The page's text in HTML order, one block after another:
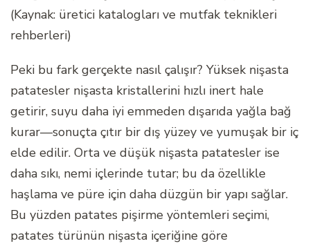
(Kaynak: üretici katalogları ve mutfak teknikleri
rehberleri)
Peki bu fark gerçekte nasıl çalışır? Yüksek nişasta
patatesler nişasta kristallerini hızlı inert hale
getirir, suyu daha iyi emmeden dışarıda yağla bağ
kurar—sonuçta çıtır bir dış yüzey ve yumuşak bir iç
elde edilir. Orta ve düşük nişasta patatesler ise
daha sıkı, nemi içlerinde tutar; bu da özellikle
haşlama ve püre için daha düzgün bir yapı sağlar.
Bu yüzden patates pişirme yöntemleri seçimi,
patates türünün nişasta içeriğine göre